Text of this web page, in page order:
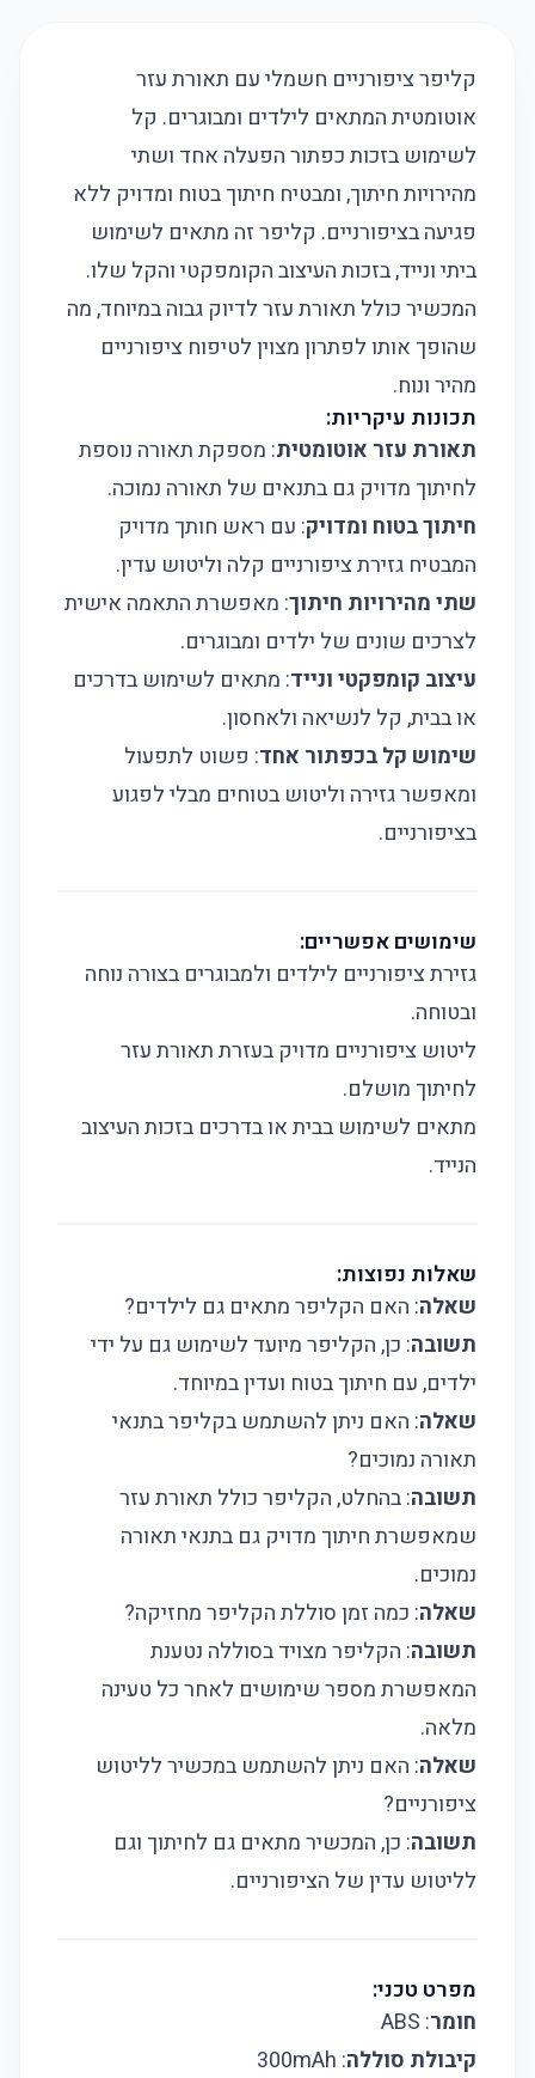
קליפר ציפורניים חשמלי עם תאורת עזר
אוטומטית המתאים לילדים ומבוגרים. קל
לשימוש בזכות כפתור הפעלה אחד ושתי
מהירויות חיתוך, ומבטיח חיתוך בטוח ומדויק ללא
פגיעה בציפורניים. קליפר זה מתאים לשימוש
ביתי ונייד, בזכות העיצוב הקומפקטי והקל שלו.
המכשיר כולל תאורת עזר לדיוק גבוה במיוחד, מה
שהופך אותו לפתרון מצוין לטיפוח ציפורניים
מהיר ונוח.
תכונות עיקריות:
תאורת עזר אוטומטית: מספקת תאורה נוספת
לחיתוך מדויק גם בתנאים של תאורה נמוכה.
חיתוך בטוח ומדויק: עם ראש חותך מדויק
המבטיח גזירת ציפורניים קלה וליטוש עדין.
שתי מהירויות חיתוך: מאפשרת התאמה אישית
לצרכים שונים של ילדים ומבוגרים.
עיצוב קומפקטי ונייד: מתאים לשימוש בדרכים
או בבית, קל לנשיאה ולאחסון.
שימוש קל בכפתור אחד: פשוט לתפעול
ומאפשר גזירה וליטוש בטוחים מבלי לפגוע
בציפורניים.
שימושים אפשריים:
גזירת ציפורניים לילדים ולמבוגרים בצורה נוחה
ובטוחה.
ליטוש ציפורניים מדויק בעזרת תאורת עזר
לחיתוך מושלם.
מתאים לשימוש בבית או בדרכים בזכות העיצוב
הנייד.
שאלות נפוצות:
שאלה: האם הקליפר מתאים גם לילדים?
תשובה: כן, הקליפר מיועד לשימוש גם על ידי
ילדים, עם חיתוך בטוח ועדין במיוחד.
שאלה: האם ניתן להשתמש בקליפר בתנאי
תאורה נמוכים?
תשובה: בהחלט, הקליפר כולל תאורת עזר
שמאפשרת חיתוך מדויק גם בתנאי תאורה
נמוכים.
שאלה: כמה זמן סוללת הקליפר מחזיקה?
תשובה: הקליפר מצויד בסוללה נטענת
המאפשרת מספר שימושים לאחר כל טעינה
מלאה.
שאלה: האם ניתן להשתמש במכשיר לליטוש
ציפורניים?
תשובה: כן, המכשיר מתאים גם לחיתוך וגם
לליטוש עדין של הציפורניים.
מפרט טכני:
חומר: ABS
קיבולת סוללה: 300mAh